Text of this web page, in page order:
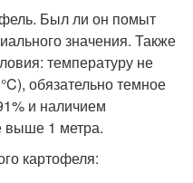
Был ли он помыт
значения. Также
температуру не
обязательно темное
и наличием
выше 1 метра.
картофеля: